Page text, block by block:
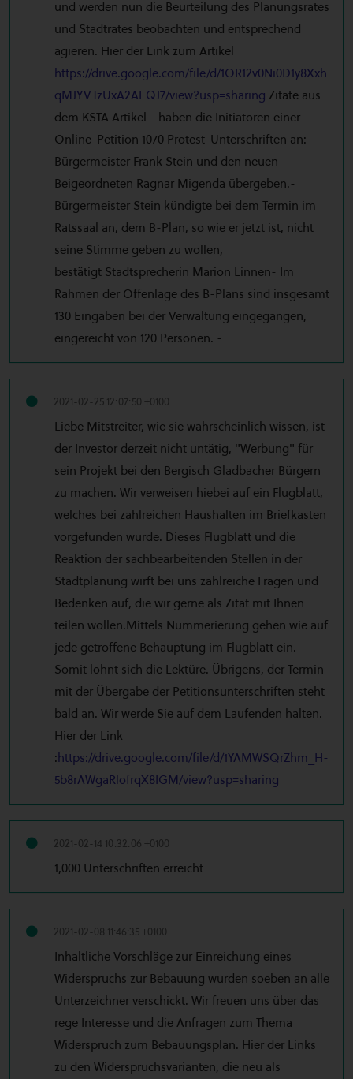
und werden nun die Beurteilung des Planungsrates
und Stadtrates beobachten und entsprechend
agieren. Hier der Link zum Artikel
https://drive.google.com/file/d/1OR12v0Ni0D1y8Xxh
qMJYVTzUxA2AEQJ7/view?usp=sharing Zitate aus
dem KSTA Artikel - haben die Initiatoren einer
Online-Petition 1070 Protest-Unterschriften an:
Bürgermeister Frank Stein und den neuen
Beigeordneten Ragnar Migenda übergeben.-
Bürgermeister Stein kündigte bei dem Termin im
Ratssaal an, dem B-Plan, so wie er jetzt ist, nicht
seine Stimme geben zu wollen,
bestätigt Stadtsprecherin Marion Linnen- Im
Rahmen der Offenlage des B-Plans sind insgesamt
130 Eingaben bei der Verwaltung eingegangen,
eingereicht von 120 Personen. -
2021-02-25 12:07:50 +0100
Liebe Mitstreiter, wie sie wahrscheinlich wissen, ist
der Investor derzeit nicht untätig, "Werbung" für
sein Projekt bei den Bergisch Gladbacher Bürgern
zu machen. Wir verweisen hiebei auf ein Flugblatt,
welches bei zahlreichen Haushalten im Briefkasten
vorgefunden wurde. Dieses Flugblatt und die
Reaktion der sachbearbeitenden Stellen in der
Stadtplanung wirft bei uns zahlreiche Fragen und
Bedenken auf, die wir gerne als Zitat mit Ihnen
teilen wollen.Mittels Nummerierung gehen wie auf
jede getroffene Behauptung im Flugblatt ein.
Somit lohnt sich die Lektüre. Übrigens, der Termin
mit der Übergabe der Petitionsunterschriften steht
bald an. Wir werde Sie auf dem Laufenden halten.
Hier der Link
:https://drive.google.com/file/d/1YAMWSQrZhm_H-
5b8rAWgaRlofrqX8IGM/view?usp=sharing
2021-02-14 10:32:06 +0100
1,000 Unterschriften erreicht
2021-02-08 11:46:35 +0100
Inhaltliche Vorschläge zur Einreichung eines
Widerspruchs zur Bebauung wurden soeben an alle
Unterzeichner verschickt. Wir freuen uns über das
rege Interesse und die Anfragen zum Thema
Widerspruch zum Bebauungsplan. Hier der Links
zu den Widerspruchsvarianten, die neu als